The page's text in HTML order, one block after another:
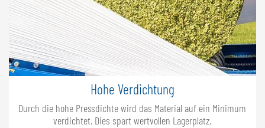
Hohe Verdichtung
Durch die hohe Pressdichte wird das Material auf ein Minimum
verdichtet. Dies spart wertvollen Lagerplatz.